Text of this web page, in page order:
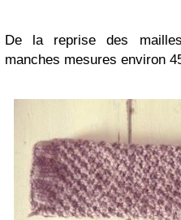
De la reprise des
manches mesures environ